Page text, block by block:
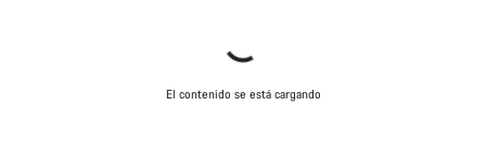
El contenido se está cargando